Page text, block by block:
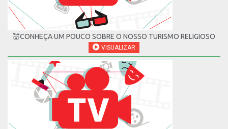
💒CONHEÇA UM POUCO SOBRE O NOSSO TURISMO RELIGIOSO
VISUALIZAR